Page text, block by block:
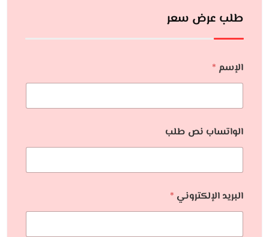
طلب عرض سعر
الإسم *
الواتساب نص طلب
البريد الإلكتروني *